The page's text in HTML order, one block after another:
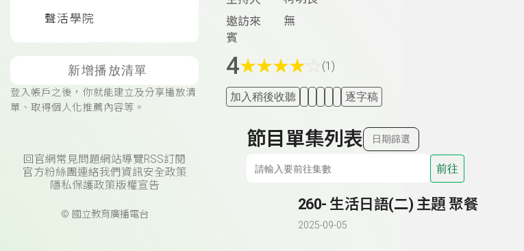
聲活學院
新增播放清單
登入帳戶之後，你就能建立及分享播放清
單、取得個人化推薦內容等。
回官網常見問題網站導覽RSS訂閱
官方粉絲團連絡我們 資訊安全政策
隱私保護政策版權宣告
© 國立教育廣播電台
邀訪來
賓
無
4★★★★ (1)
加入稍後收聽 逐字稿
節目單集列表 日期篩選
前往
260- 生活日語(二) 主題 聚餐
2025-09-05